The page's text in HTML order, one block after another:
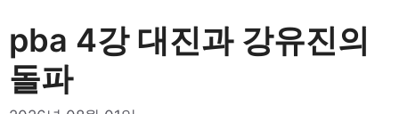
pba 4강 대진과 강유진의
돌파